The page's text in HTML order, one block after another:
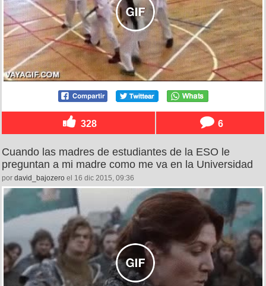
328 6
Cuando las madres de estudiantes de la ESO le
preguntan a mi madre como me va en la Universidad
por david_bajozero el 16 dic 2015, 09:36